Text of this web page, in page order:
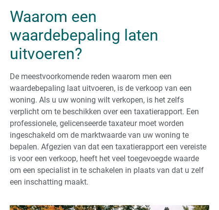
Waarom een
waardebepaling laten
uitvoeren?
De meestvoorkomende reden waarom men een
waardebepaling laat uitvoeren, is de verkoop van een
woning. Als u uw woning wilt verkopen, is het zelfs
verplicht om te beschikken over een taxatierapport. Een
professionele, gelicenseerde taxateur moet worden
ingeschakeld om de marktwaarde van uw woning te
bepalen. Afgezien van dat een taxatierapport een vereiste
is voor een verkoop, heeft het veel toegevoegde waarde
om een specialist in te schakelen in plaats van dat u zelf
een inschatting maakt.